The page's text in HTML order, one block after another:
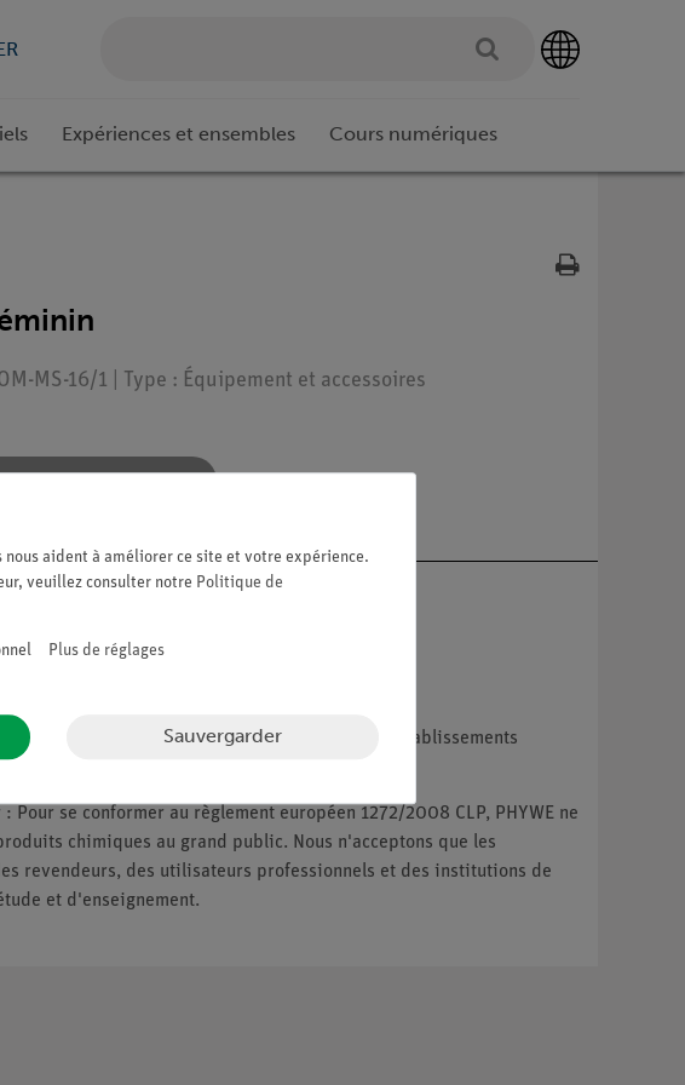
Expériences et ensembles Cours numériques
MS-16/1 | Type : Équipement et accessoires
que les entreprises, les institutions et les établissements
Pour se conformer au règlement européen 1272/2008 CLP, PHYWE ne
chimiques au grand public. Nous n'acceptons que les
revendeurs, des utilisateurs professionnels et des institutions de
et d'enseignement.
aident à améliorer ce site et votre expérience.
veuillez consulter notre Politique de
Plus de réglages
Sauvergarder